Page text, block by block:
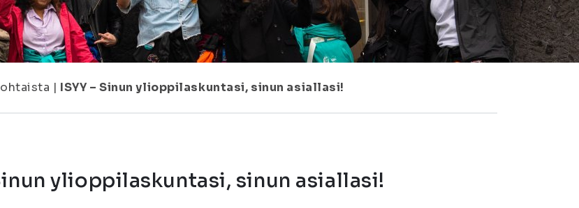
| ISYY – Sinun ylioppilaskuntasi, sinun asiallasi!
ylioppilaskuntasi, sinun asiallasi!